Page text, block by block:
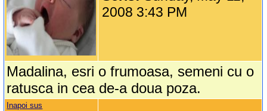
2008 3:43 PM
Madalina, esri o frumoasa, semeni cu o
ratusca in cea de-a doua poza.
Inapoi sus